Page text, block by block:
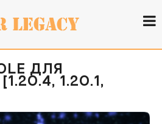
ДЛЯ
1.20.1,